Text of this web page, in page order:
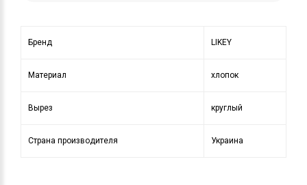
Бренд LIKEY
Материал хлопок
Вырез круглый
Страна производителя Украина